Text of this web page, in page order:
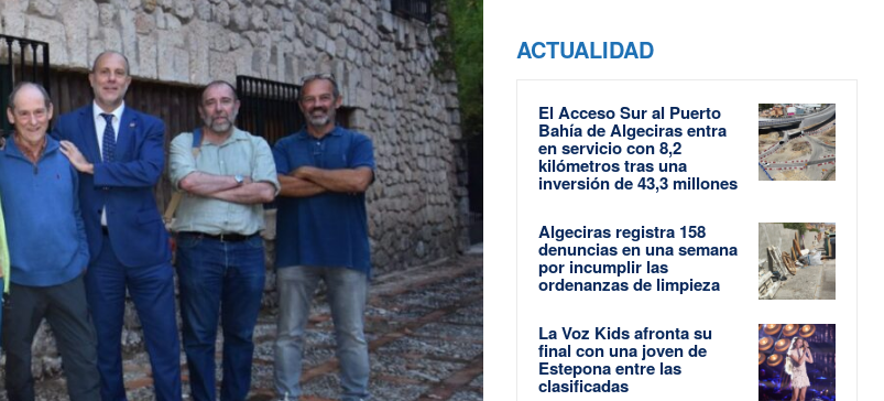
ACTUALIDAD
El Acceso Sur al Puerto
Bahía de Algeciras entra
en servicio con 8,2
kilómetros tras una
inversión de 43,3 millones
Algeciras registra 158
denuncias en una semana
por incumplir las
ordenanzas de limpieza
La Voz Kids afronta su
final con una joven de
Estepona entre las
clasificadas